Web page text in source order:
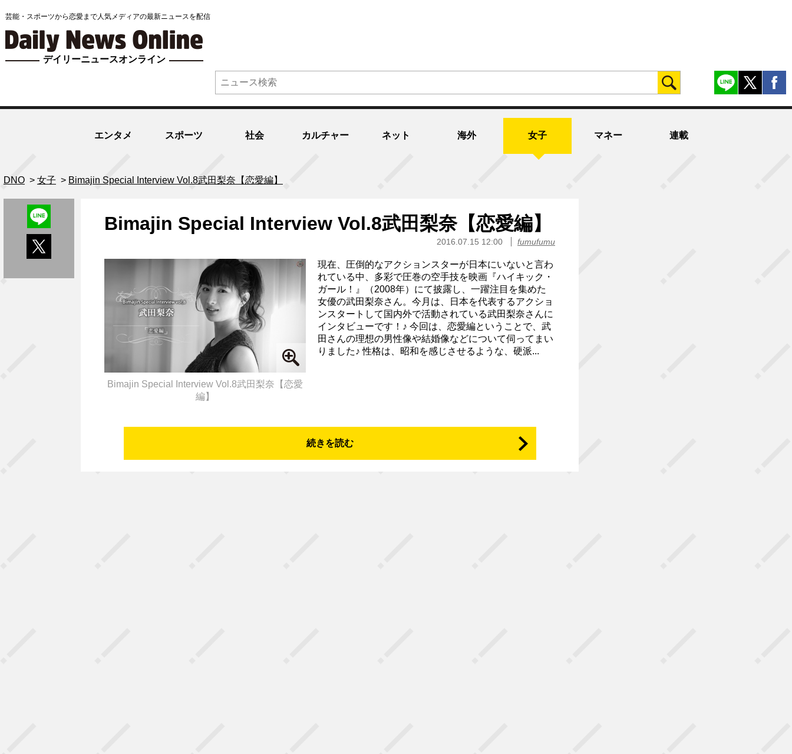
芸能・スポーツから恋愛まで人気メディアの最新ニュースを配信
デイリーニュースオンライン
エンタメ スポーツ 社会 カルチャー ネット 海外 女子 マネー 連載
DNO > 女子 > Bimajin Special Interview Vol.8武田梨奈【恋愛編】
Bimajin Special Interview Vol.8武田梨奈【恋愛編】
2016.07.15 12:00 fumufumu
Bimajin Special Interview Vol.8武田梨奈【恋愛
編】
現在、圧倒的なアクションスターが日本にいないと言わ
れている中、多彩で圧巻の空手技を映画『ハイキック・
ガール！』（2008年）にて披露し、一躍注目を集めた
女優の武田梨奈さん。今月は、日本を代表するアクショ
ンスタートして国内外で活動されている武田梨奈さんに
インタビューです！♪ 今回は、恋愛編ということで、武
田さんの理想の男性像や結婚像などについて伺ってまい
りました♪ 性格は、昭和を感じさせるような、硬派...
続きを読む